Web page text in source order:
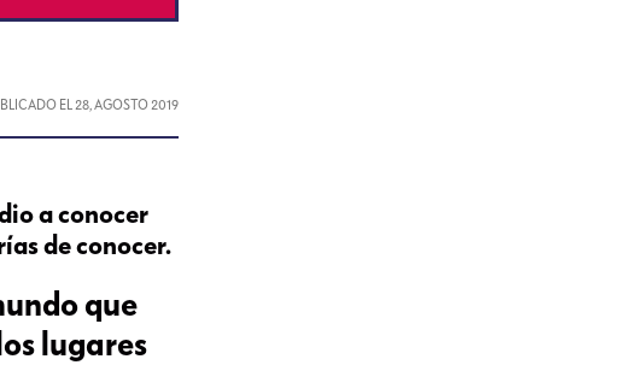
EL 28, AGOSTO 2019
a conocer
de conocer.
que
lugares